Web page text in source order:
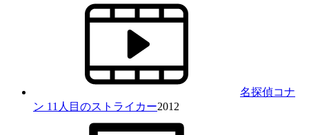
名探偵コナ
ン 11人目のストライカー2012